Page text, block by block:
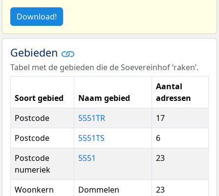
Download!
Gebieden
Tabel met de gebieden die de Soevereinhof ‘raken’.
Soort gebied Naam gebied
Aantal
adressen
Postcode
5551TR
17
Postcode
5551TS
6
Postcode
numeriek
5551 23
Woonkern Dommelen
23